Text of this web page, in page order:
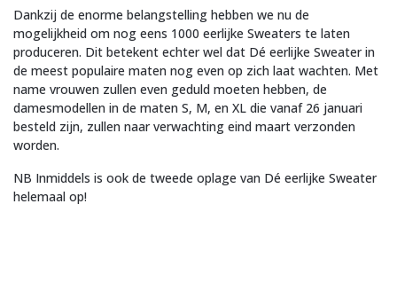
Dankzij de enorme belangstelling hebben we nu de
mogelijkheid om nog eens 1000 eerlijke Sweaters te laten
produceren. Dit betekent echter wel dat Dé eerlijke Sweater in
de meest populaire maten nog even op zich laat wachten. Met
name vrouwen zullen even geduld moeten hebben, de
damesmodellen in de maten S, M, en XL die vanaf 26 januari
besteld zijn, zullen naar verwachting eind maart verzonden
worden.
NB Inmiddels is ook de tweede oplage van Dé eerlijke Sweater
helemaal op!